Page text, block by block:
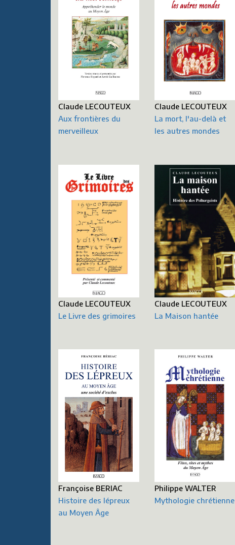
Claude LECOUTEUX
Aux frontières du
merveilleux
Claude LECOUTEUX
La mort, l'au-delà et
les autres mondes
Claude LECOUTEUX
Le Livre des grimoires
Claude LECOUTEUX
La Maison hantée
Françoise BERIAC
Histoire des lépreux
au Moyen Âge
Philippe WALTER
Mythologie chrétienne